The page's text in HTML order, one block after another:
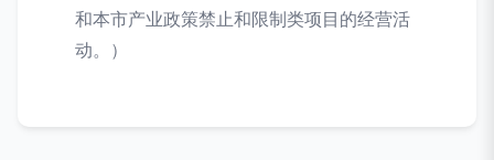
和本市产业政策禁止和限制类项目的经营活
动。）